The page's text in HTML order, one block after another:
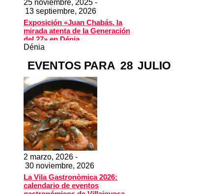
25 noviembre, 2025 -
13 septiembre, 2026
Exposición «Juan Chabás, la
mirada atenta de la Generación
del 27» en Dénia
Dénia
EVENTOS PARA 28 JULIO
2 marzo, 2026 -
30 noviembre, 2026
La Vila Gastronòmica 2026:
calendario de eventos